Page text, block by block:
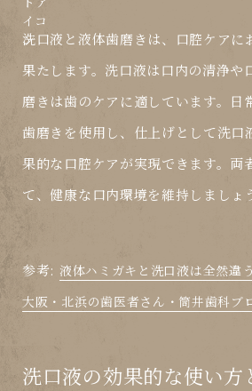
洗口液と液体歯磨きは、口腔ケアに
果たします。洗口液は口内の清浄や
磨きは歯のケアに適しています。日
歯磨きを使用し、仕上げとして洗口
果的な口腔ケアが実現できます。両
て、健康な口内環境を維持しましょ
参考: 液体ハミガキと洗口液は全然違
大阪・北浜の歯医者さん・筒井歯科ブ
洗口液の効果的な使い方